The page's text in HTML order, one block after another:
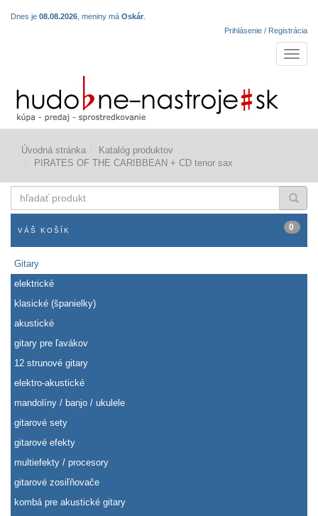
Dnes je 08.08.2026 , meniny má Oskár
Prihlásenie / Registrácia
Úvodná stránka
Katalóg produktov
PIRATES OF THE CARIBBEAN + CD tenor sax
produkt
VÁŠ KOŠÍK 0
Gitary
elektrické
klasické (španielky)
akustické
gitary pre ľavákov
12 strunové gitary
elektro-akustické
mandolíny / banjo / ukulele
gitarové sety
gitarové efekty
multiefekty / procesory
gitarové zosiľňovače
kombá pre akustické gitary